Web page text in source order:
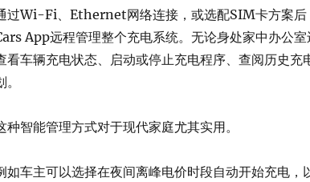
过Wi-Fi、Ethernet网络连接，或选配SIM卡方案后
App远程管理整个充电系统。无论身处家中办公
看车辆充电状态、启动或停止充电程序、查阅历史充
。
种智能管理方式对于现代家庭尤其实用。
如车主可以选择在夜间离峰电价时段自动开始充电，